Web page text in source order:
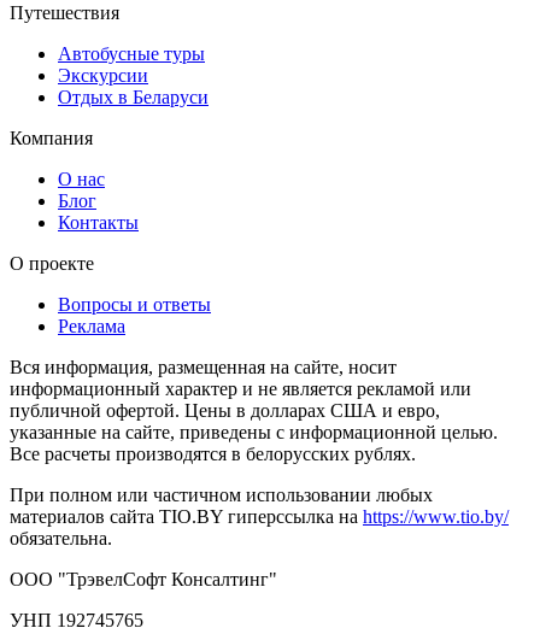
Путешествия
Автобусные туры
Экскурсии
Отдых в Беларуси
Компания
О нас
Блог
Контакты
О проекте
Вопросы и ответы
Реклама
Вся информация, размещенная на сайте, носит
информационный характер и не является рекламой или
публичной офертой. Цены в долларах США и евро,
указанные на сайте, приведены с информационной целью.
Все расчеты производятся в белорусских рублях.
При полном или частичном использовании любых
материалов сайта TIO.BY гиперссылка на https://www.tio.by/
обязательна.
ООО "ТрэвелСофт Консалтинг"
УНП 192745765